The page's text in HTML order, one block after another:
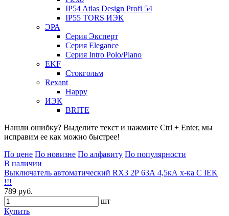
IP54 Atlas Design Profi 54
IP55 TORS ИЭК
ЭРА
Серия Эксперт
Серия Elegance
Серия Intro Polo/Plano
EKF
Стокгольм
Rexant
Happy
ИЭК
BRITE
Нашли ошибку? Выделите текст и нажмите Ctrl + Enter, мы
исправим ее как можно быстрее!
По цене По новизне По алфавиту По популярности
В наличии
Выключатель автоматический RX3 2Р 63А 4,5кА х-ка С IEK
!!!
789 руб.
шт
Купить